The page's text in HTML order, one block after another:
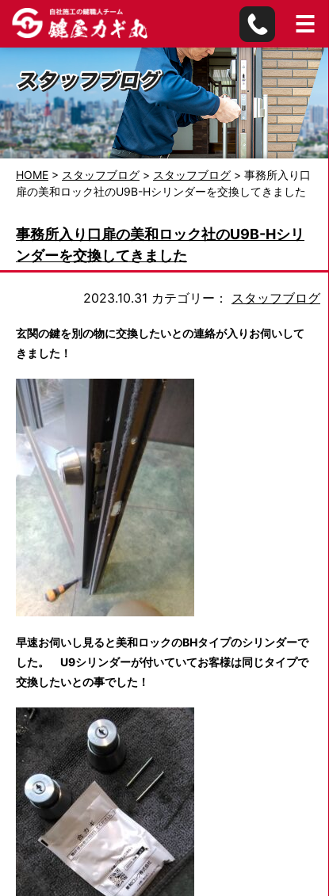
HOME > スタッフブログ > スタッフブログ > 事務所入り口
扉の美和ロック社のU9B-Hシリンダーを交換してきました
事務所入り口扉の美和ロック社のU9B-Hシリ
ンダーを交換してきました
2023.10.31 カテゴリー： スタッフブログ
玄関の鍵を別の物に交換したいとの連絡が入りお伺いして
きました！
早速お伺いし見ると美和ロックのBHタイプのシリンダーで
した。 U9シリンダーが付いていてお客様は同じタイプで
交換したいとの事でした！